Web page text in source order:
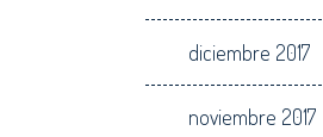
diciembre 2017
noviembre 2017